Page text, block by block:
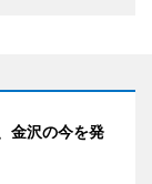
金沢の今を発